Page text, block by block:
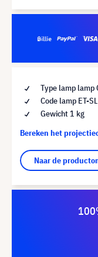
Type lamp lamp
Code lamp ET-
Gewicht 1 kg
Bereken het
Naar de